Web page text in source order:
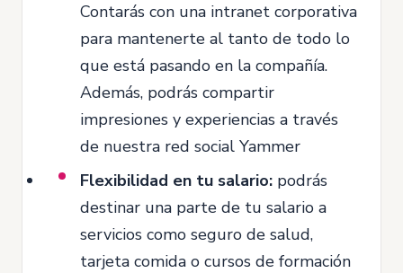
Contarás con una intranet corporativa
para mantenerte al tanto de todo lo
que está pasando en la compañía.
Además, podrás compartir
impresiones y experiencias a través
de nuestra red social Yammer
Flexibilidad en tu salario: podrás
destinar una parte de tu salario a
servicios como seguro de salud,
tarjeta comida o cursos de formación